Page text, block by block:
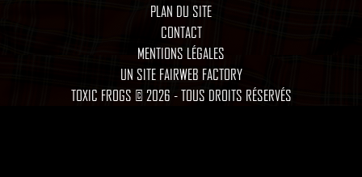
PLAN DU SITE
CONTACT
MENTIONS LÉGALES
UN SITE FAIRWEB FACTORY
TOXIC FROGS © 2026 - TOUS DROITS RÉSERVÉS